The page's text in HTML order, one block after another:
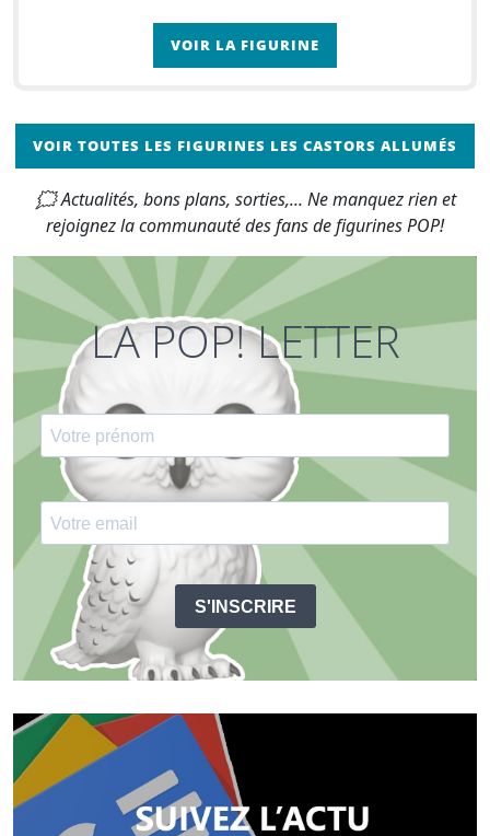
VOIR LA FIGURINE
VOIR TOUTES LES FIGURINES LES CASTORS ALLUMÉS
🗯 Actualités, bons plans, sorties,... Ne manquez rien et
rejoignez la communauté des fans de figurines POP!
LA POP! LETTER
S'INSCRIRE